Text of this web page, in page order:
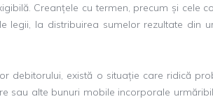
Creanțele cu termen, precum și cele
legii, la distribuirea sumelor rezultate din
debitorului, există o situație care ridică
sau alte bunuri mobile incorporale